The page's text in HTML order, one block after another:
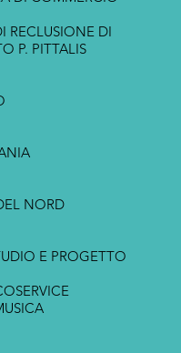
RECLUSIONE DI
P. PITTALIS
NORD
E PROGETTO